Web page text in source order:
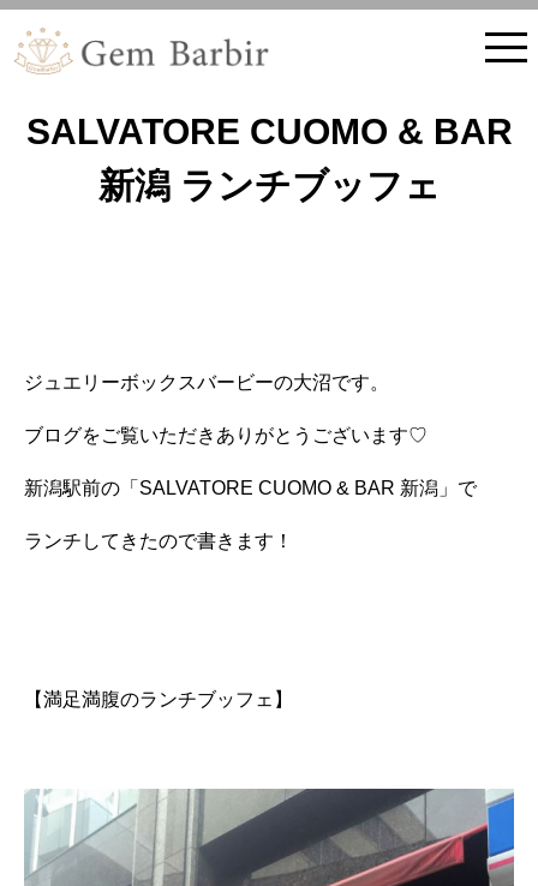
SALVATORE CUOMO & BAR
新潟 ランチブッフェ
ジュエリーボックスバービーの大沼です。
ブログをご覧いただきありがとうございます♡
新潟駅前の「SALVATORE CUOMO & BAR 新潟」で
ランチしてきたので書きます！
【満足満腹のランチブッフェ】